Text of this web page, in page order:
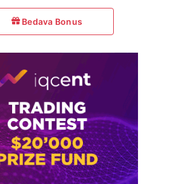
Bedava Bonus